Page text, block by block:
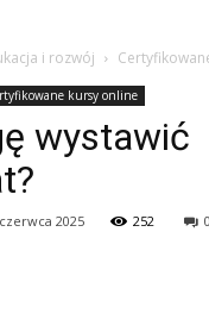
i rozwój
kursy online
wystawić
2025 252 0